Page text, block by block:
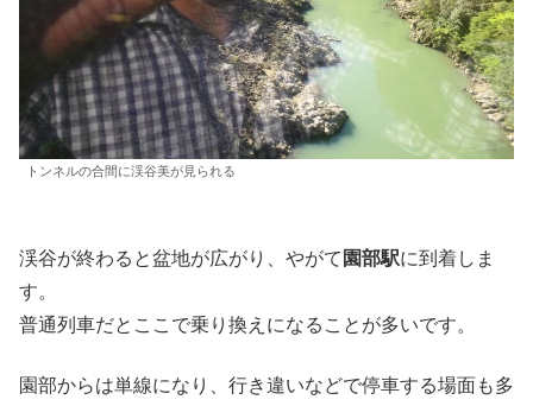
トンネルの合間に渓谷美が見られる
渓谷が終わると盆地が広がり、やがて 園部駅に到着しま
す。
普通列車だとここで乗り換えになることが多いです。
園部からは単線になり、行き違いなどで停車する場面も多